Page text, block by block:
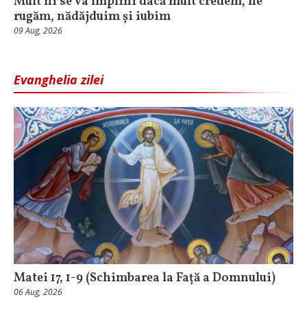
rugăm, nădăjduim și iubim
09 Aug, 2026
Evanghelia zilei
Matei 17, 1-9 (Schimbarea la Față a Domnului)
06 Aug, 2026